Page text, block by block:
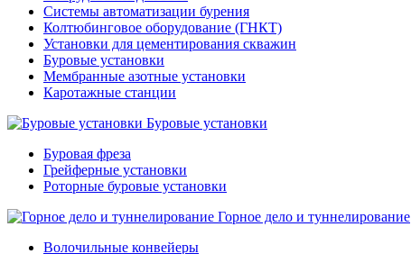
Системы автоматизации бурения
Колтюбинговое оборудование (ГНКТ)
Установки для цементирования скважин
Буровые установки
Мембранные азотные установки
Каротажные станции
Буровые установки
Буровая фреза
Грейферные установки
Роторные буровые установки
Горное дело и туннелирование
Волочильные конвейеры